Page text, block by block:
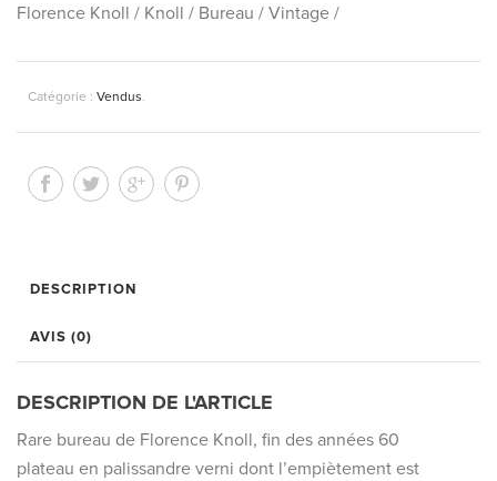
Florence Knoll / Knoll / Bureau / Vintage /
Catégorie : Vendus
DESCRIPTION
AVIS (0)
DESCRIPTION DE L'ARTICLE
Rare bureau de Florence Knoll, fin des années 60
plateau en palissandre verni dont l’empiètement est